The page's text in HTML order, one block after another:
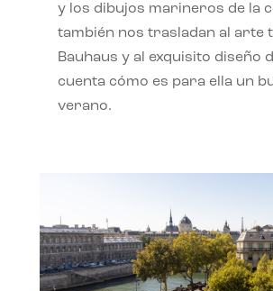
y los dibujos marineros de la
también nos trasladan al arte
Bauhaus y al exquisito diseño
cuenta cómo es para ella un
verano.